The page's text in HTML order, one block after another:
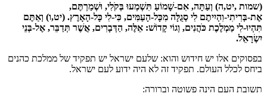
(שמות ,יט,ה) וְעַתָּה, אִם-שָׁמוֹעַ תִּשְׁמְעוּ בְּקֹלִי, וּשְׁמַרְתֶּם,
אֶת-בְּרִיתִי-וִהְיִיתֶם לִי סְגֻלָּה מִכָּל-הָעַמִּים, כִּי-לִי כָּל-הָאָרֶץ. (יט,ו) וְאַתֶּם
תִּהְיוּ-לִי מַמְלֶכֶת כֹּהֲנִים, וְגוֹי קָדוֹשׁ: אֵלֶּה, הַדְּבָרִים, אֲשֶׁר תְּדַבֵּר, אֶל-בְּנֵי
יִשְׂרָאֵל.
בפסוקים אלו יש חידוש והוא: שלעם ישראל יש תפקיד של ממלכת כהנים
ביחס לכלל העולם. תפקיד זה לא היה ידוע לעם ישראל.
תשובת העם הינה פשוטה וברורה: